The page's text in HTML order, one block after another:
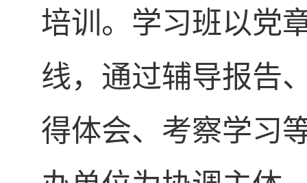
培训。学习班以党
线，通过辅导报告
得体会、考察学习